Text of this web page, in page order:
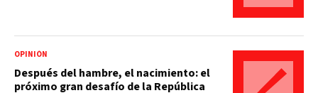
OPINIÓN
Después del hambre, el nacimiento: el
próximo gran desafío de la República